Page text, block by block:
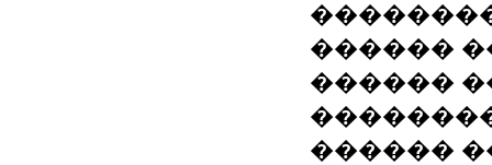
������
������
������